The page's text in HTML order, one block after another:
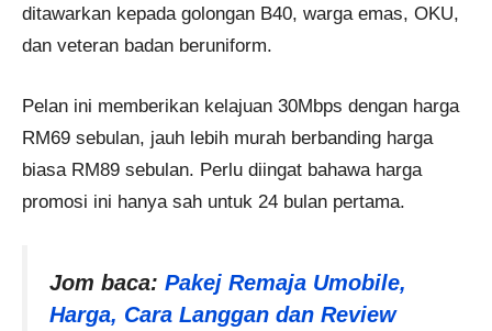
ditawarkan kepada golongan B40, warga emas, OKU,
dan veteran badan beruniform.
Pelan ini memberikan kelajuan 30Mbps dengan harga
RM69 sebulan, jauh lebih murah berbanding harga
biasa RM89 sebulan. Perlu diingat bahawa harga
promosi ini hanya sah untuk 24 bulan pertama.
Jom baca: Pakej Remaja Umobile,
Harga, Cara Langgan dan Review